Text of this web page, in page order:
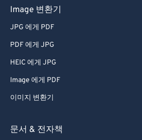
Image 변환기
JPG 에게 PDF
PDF 에게 JPG
HEIC 에게 JPG
Image 에게 PDF
이미지 변환기
문서 & 전자책